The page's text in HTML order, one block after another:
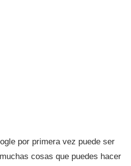
por primera vez puede ser
cosas que puedes hacer